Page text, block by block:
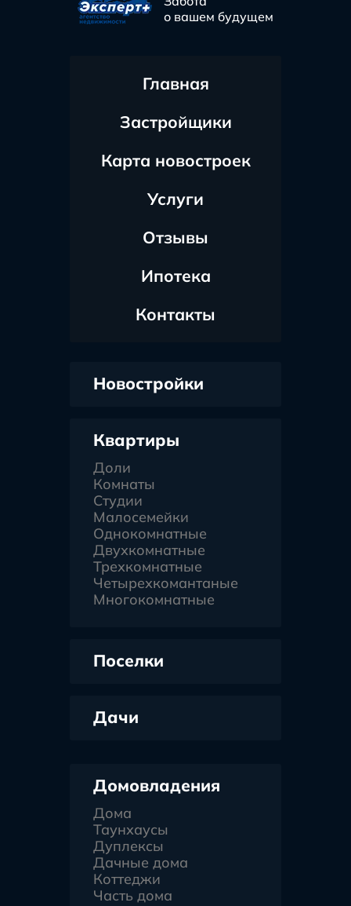
о вашем будущем
Главная
Застройщики
Карта новостроек
Услуги
Отзывы
Ипотека
Контакты
Новостройки
Квартиры
Доли
Комнаты
Студии
Малосемейки
Однокомнатные
Двухкомнатные
Трехкомнатные
Четырехкомантаные
Многокомнатные
Поселки
Дачи
Домовладения
Дома
Таунхаусы
Дуплексы
Дачные дома
Коттеджи
Часть дома